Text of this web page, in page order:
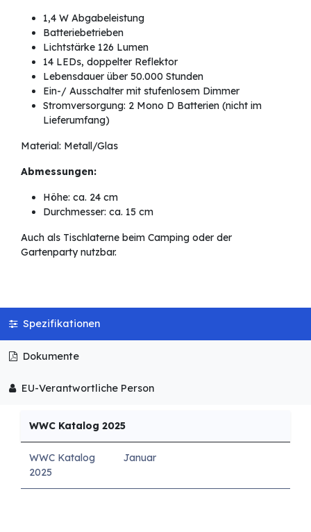
1,4 W Abgabeleistung
Batteriebetrieben
Lichtstärke 126 Lumen
14 LEDs, doppelter Reflektor
Lebensdauer über 50.000 Stunden
Ein-/ Ausschalter mit stufenlosem Dimmer
Stromversorgung: 2 Mono D Batterien (nicht im
Lieferumfang)
Material: Metall/Glas
Abmessungen:
Höhe: ca. 24 cm
Durchmesser: ca. 15 cm
Auch als Tischlaterne beim Camping oder der
Gartenparty nutzbar.
Spezifikationen
Dokumente
EU-Verantwortliche Person
WWC Katalog 2025
WWC Katalog
2025
Januar